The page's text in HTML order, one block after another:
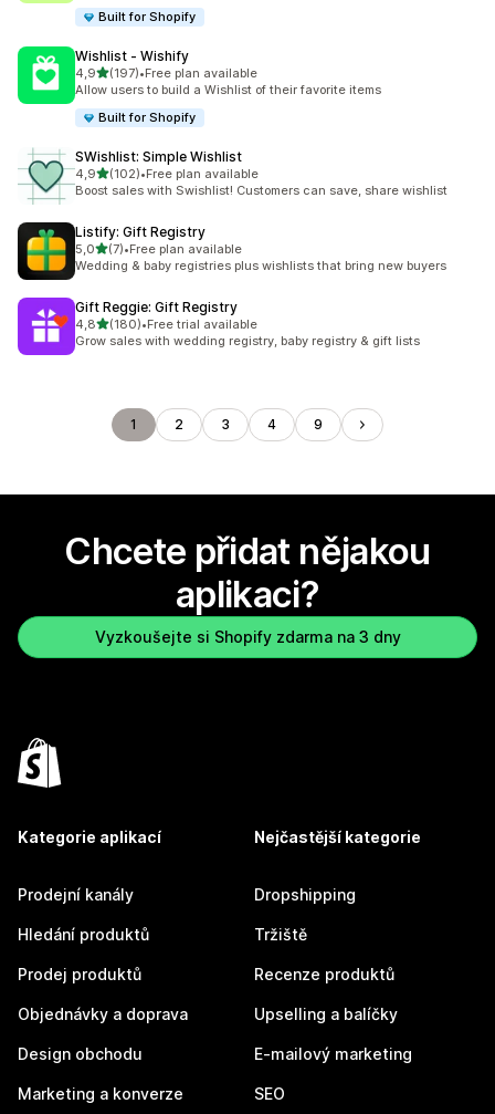
Built for Shopify
Wishlist ‑ Wishify
4,9z 5 hvězd
(197)
Celkový počet recenzí: 197
•Free plan available
Allow users to build a Wishlist of their favorite items
Built for Shopify
SWishlist: Simple Wishlist
4,9z 5 hvězd
(102)
Celkový počet recenzí: 102
•Free plan available
Boost sales with Swishlist! Customers can save, share wishlist
Listify: Gift Registry
5,0z 5 hvězd
(7)
Celkový počet recenzí: 7
•Free plan available
Wedding & baby registries plus wishlists that bring new buyers
Gift Reggie: Gift Registry
4,8z 5 hvězd
(180)
Celkový počet recenzí: 180
•Free trial available
Grow sales with wedding registry, baby registry & gift lists
1 2 3 4 9
Chcete přidat nějakou
aplikaci?
Vyzkoušejte si Shopify zdarma na 3 dny
Kategorie aplikací
Prodejní kanály
Hledání produktů
Prodej produktů
Objednávky a doprava
Design obchodu
Marketing a konverze
Nejčastější kategorie
Dropshipping
Tržiště
Recenze produktů
Upselling a balíčky
E-mailový marketing
SEO